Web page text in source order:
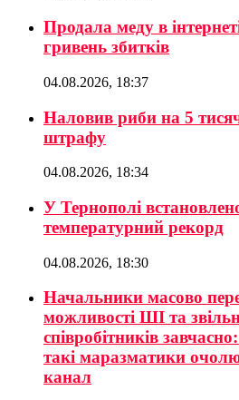
Продала меду в
гривень збитків
04.08.2026, 18:37
Наловив риби на 5
штрафу
04.08.2026, 18:34
У Тернополі
температурний рекорд
04.08.2026, 18:30
Начальники масово
можливості ШІ та
співробітників
такі маразматики
канал